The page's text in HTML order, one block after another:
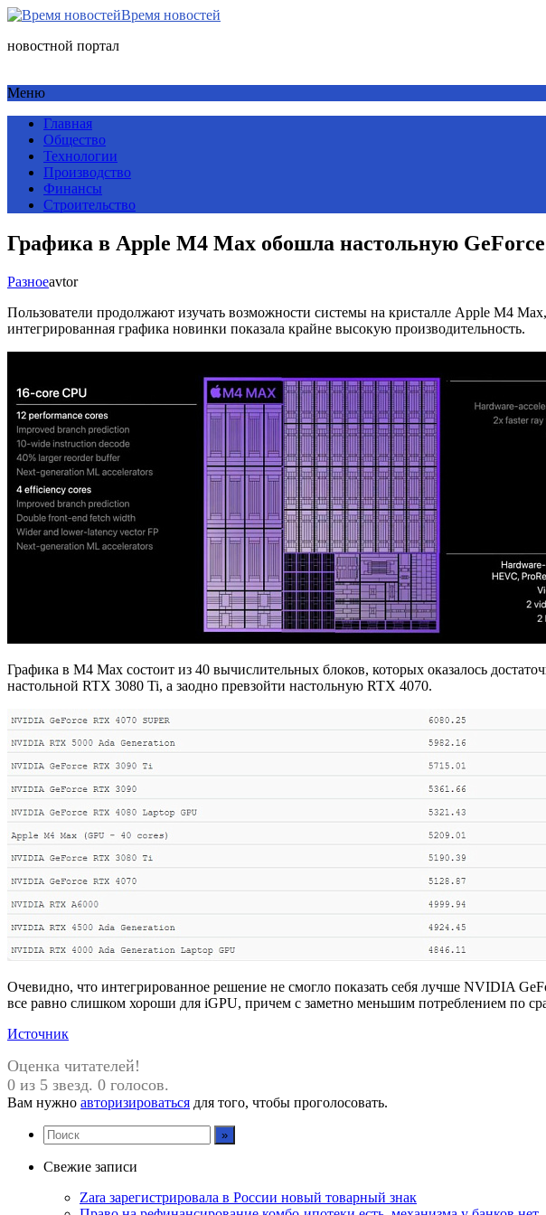
Время новостей
новостной портал
Меню
Главная
Общество
Технологии
Производство
Финансы
Строительство
Графика в Apple M4 Max обошла настольную
Разноеavtor
Пользователи продолжают изучать возможности системы на кристалле Apple M4
интегрированная графика новинки показала крайне высокую производительность.
Графика в M4 Max состоит из 40 вычислительных блоков, которых оказалось
настольной RTX 3080 Ti, а заодно превзойти настольную RTX 4070.
Очевидно, что интегрированное решение не смогло показать себя лучше NVIDIA
все равно слишком хороши для iGPU, причем с заметно меньшим потреблением по
Источник
Оценка читателей!
0 из 5 звезд. 0 голосов.
Вам нужно авторизироваться для того, чтобы проголосовать.
Свежие записи
Zara зарегистрировала в России новый товарный знак